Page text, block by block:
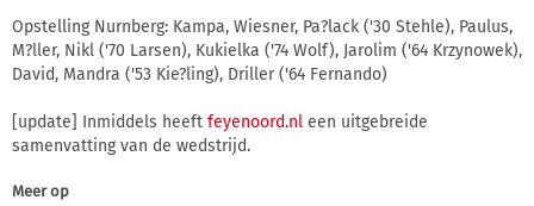
Opstelling Nurnberg: Kampa, Wiesner, Pa?lack ('30 Stehle), Paulus,
M?ller, Nikl ('70 Larsen), Kukielka ('74 Wolf), Jarolim ('64 Krzynowek),
David, Mandra ('53 Kie?ling), Driller ('64 Fernando)
[update] Inmiddels heeft feyenoord.nl een uitgebreide
samenvatting van de wedstrijd.
Meer op